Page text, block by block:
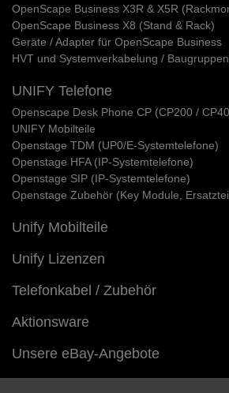
OpenScape Business X3R & X5R
OpenScape Business X8 (Stand & Rack)
Geräte / Adapter für OpenScape Business
HVT und Systemverkabelung /
UNIFY Telefone
Openscape Desk Phone CP (CP200 /
UNIFY Mobilteile
Openstage TDM (UP0/E-Systemtelefone)
Openstage HFA (IP-Systemtelefone)
Openstage SIP (IP-Systemtelefone)
Openstage Zubehör (Key Module,
Unify Mobilteile
Unify Lizenzen
Telefonkabel / Zubehör
Aktionsware
Unsere eBay-Angebote